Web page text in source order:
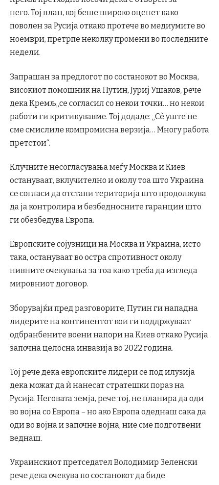
него. Тој план, кој беше широко оценет како
поволен за Русија откако протече во медиумите во
ноември, претрпе неколку промени во последните
недели.
Запрашан за предлогот по состанокот во Москва,
високиот помошник на Путин, Јуриј Ушаков, рече
дека Кремљ„се согласил со некои точки… но некои
работи ги критикувавме. Тој додаде: „Сè уште не
сме смислиле компромисна верзија… Многу работа
претстои“.
Клучните несогласувања меѓу Москва и Киев
остануваат, вклучително и околу тоа што Украина
се согласи да отстапи територија што продолжува
да ја контролира и безбедносните гаранции што
ги обезбедува Европа.
Европските сојузници на Москва и Украина, исто
така, остануваат во остра спротивност околу
нивните очекувања за тоа како треба да изгледа
мировниот договор.
Зборувајќи пред разговорите, Путин ги нападна
лидерите на континентот кои ги поддржуваат
одбранбените воени напори на Киев откако Русија
започна целосна инвазија во 2022 година.
Тој рече дека европските лидери се под илузија
дека можат да ѝ нанесат стратешки пораз на
Русија. Неговата земја, рече тој, не планира да оди
во војна со Европа – но ако Европа одеднаш сака да
оди во војна и започне војна, ние сме подготвени
веднаш.
Украинскиот претседател Володимир Зеленски
рече дека очекува по состанокот да биде